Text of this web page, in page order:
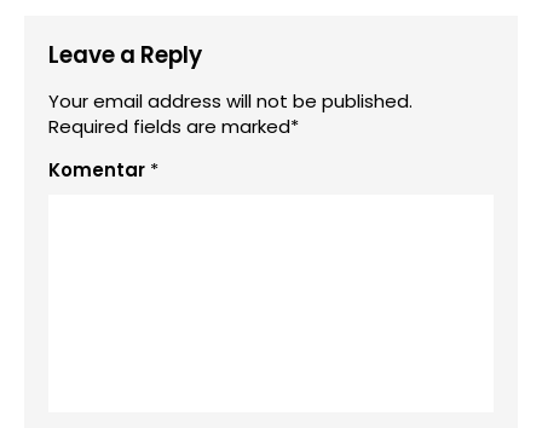
Leave a Reply
Your email address will not be published.
Required fields are marked*
Komentar *